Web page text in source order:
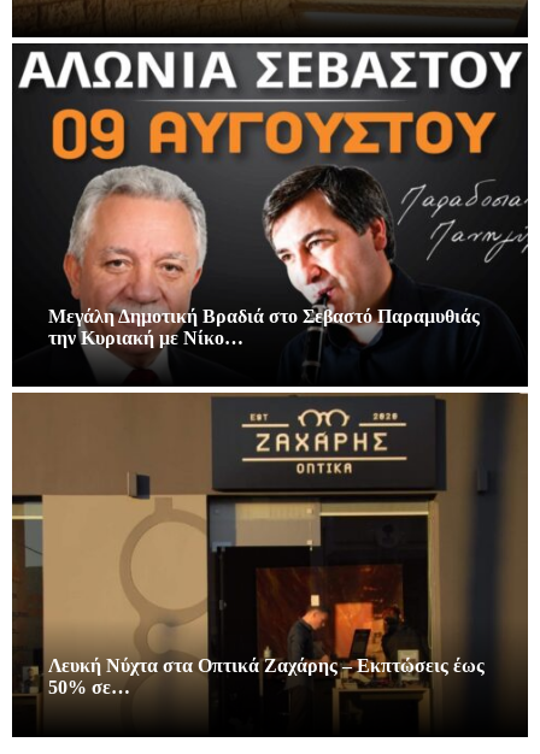
Μεγάλη Δημοτική Βραδιά στο Σεβαστό Παραμυθιάς
την Κυριακή με Νίκο…
Λευκή Νύχτα στα Οπτικά Ζαχάρης – Εκπτώσεις έως
50% σε…